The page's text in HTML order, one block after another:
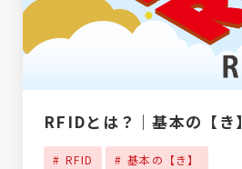
RFIDとは？｜基本の【き】
RFID 基本の【き】